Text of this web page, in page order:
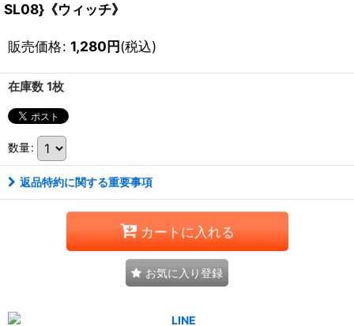
SL08}《ウィッチ》
販売価格: 1,280円(税込)
在庫数 1枚
数量:
返品特約に関する重要事項
カートに入れる
お気に入り登録